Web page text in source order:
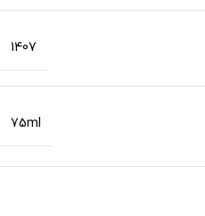
1407
75ml